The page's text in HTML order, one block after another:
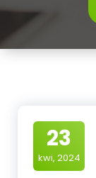
23
kwi, 2024